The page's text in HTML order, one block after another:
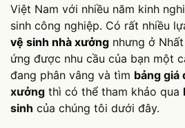
Việt Nam với nhiều năm kinh
sinh công nghiệp. Có rất nhiều
vệ sinh nhà xưởng nhưng ở
ứng được nhu cầu của bạn một
đang phân vâng và tìm bảng giá
xưởng thì có thể tham khảo qua
sinh của chúng tôi dưới đây.